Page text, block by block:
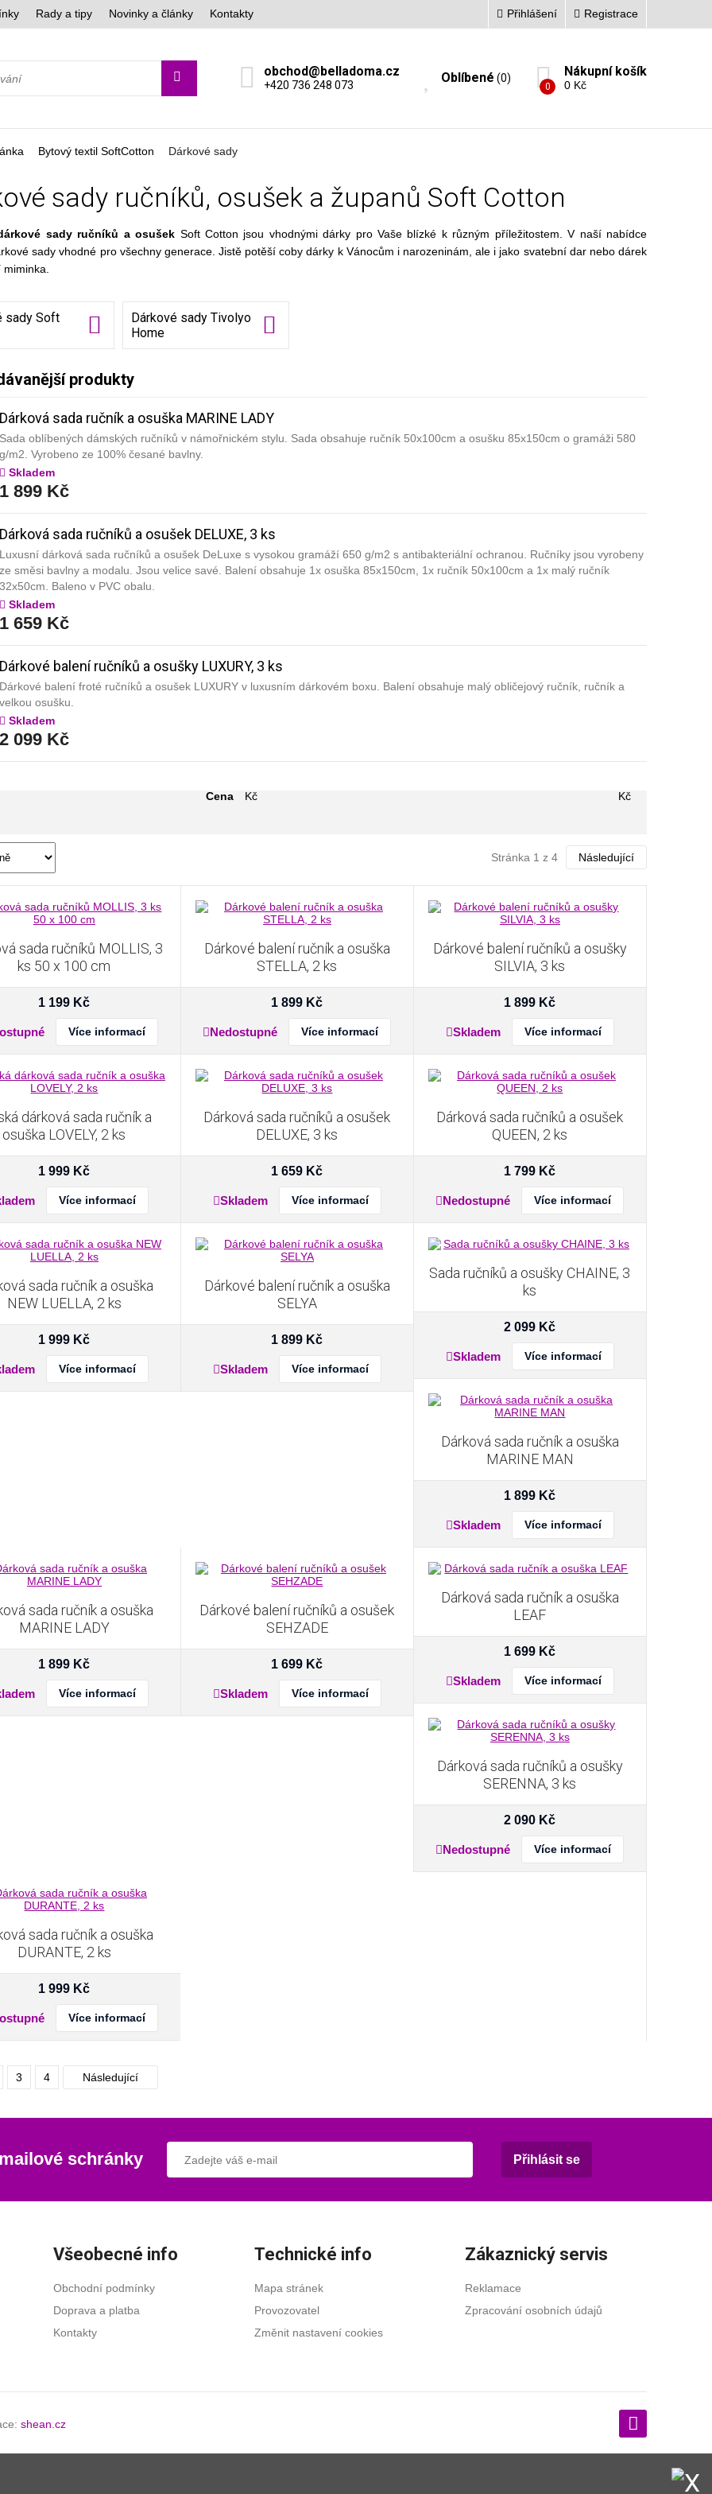
Rady a tipy Novinky a články Kontakty Přihlášení Registrace
obchod@belladoma.cz
+420 736 248 073 Oblíbené (0)
0
Nákupní košík
0 Kč
Bytový textil SoftCotton Dárkové sady
sady ručníků, osušek a županů Soft Cotton
sady ručníků a osušek Soft Cotton jsou vhodnými dárky pro Vaše blízké k různým příležitostem. V naší nabídce
sady vhodné pro všechny generace. Jistě potěší coby dárky k Vánocům i narozeninám, ale i jako svatební dar nebo dárek
sady Soft
Dárkové sady Tivolyo
Home
produkty
Dárková sada ručník a osuška MARINE LADY
Sada oblíbených dámských ručníků v námořnickém stylu. Sada obsahuje ručník 50x100cm a osušku 85x150cm o gramáži 580
g/m2. Vyrobeno ze 100% česané bavlny.
Skladem
1 899 Kč
Dárková sada ručníků a osušek DELUXE, 3 ks
Luxusní dárková sada ručníků a osušek DeLuxe s vysokou gramáží 650 g/m2 s antibakteriální ochranou. Ručníky jsou vyrobeny
ze směsi bavlny a modalu. Jsou velice savé. Balení obsahuje 1x osuška 85x150cm, 1x ručník 50x100cm a 1x malý ručník
32x50cm. Baleno v PVC obalu.
Skladem
1 659 Kč
Dárkové balení ručníků a osušky LUXURY, 3 ks
Dárkové balení froté ručníků a osušek LUXURY v luxusním dárkovém boxu. Balení obsahuje malý obličejový ručník, ručník a
velkou osušku.
Skladem
2 099 Kč
Cena Kč Kč
Stránka 1 z 4 Následující
sada ručníků MOLLIS, 3
ks 50 x 100 cm
1 199 Kč
Více informací
Dárkové balení ručník a osuška
STELLA, 2 ks
1 899 Kč
Nedostupné Více informací
Dárkové balení ručníků a osušky
SILVIA, 3 ks
1 899 Kč
Skladem Více informací
dárková sada ručník a
osuška LOVELY, 2 ks
1 999 Kč
Více informací
Dárková sada ručníků a osušek
DELUXE, 3 ks
1 659 Kč
Skladem Více informací
Dárková sada ručníků a osušek
QUEEN, 2 ks
1 799 Kč
Nedostupné Více informací
sada ručník a osuška
NEW LUELLA, 2 ks
1 999 Kč
Více informací
Dárkové balení ručník a osuška
SELYA
1 899 Kč
Skladem Více informací
Sada ručníků a osušky CHAINE, 3
ks
2 099 Kč
Skladem Více informací
Dárková sada ručník a osuška
MARINE MAN
1 899 Kč
Skladem Více informací
sada ručník a osuška
MARINE LADY
1 899 Kč
Více informací
Dárkové balení ručníků a osušek
SEHZADE
1 699 Kč
Skladem Více informací
Dárková sada ručník a osuška
LEAF
1 699 Kč
Skladem Více informací
Dárková sada ručníků a osušky
SERENNA, 3 ks
2 090 Kč
Nedostupné Více informací
sada ručník a osuška
DURANTE, 2 ks
1 999 Kč
Více informací
3 4 Následující
schránky Přihlásit se
Všeobecné info
Obchodní podmínky
Doprava a platba
Kontakty
Technické info
Mapa stránek
Provozovatel
Změnit nastavení cookies
Zákaznický servis
Reklamace
Zpracování osobních údajů
shean.cz